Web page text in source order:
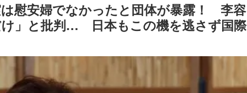
慰安婦でなかったと団体が暴露！ 李容
け」と批判… 日本もこの機を逃さず国際